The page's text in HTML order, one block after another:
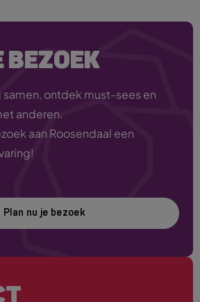
BEZOEK
ontdek must-sees en
anderen.
aan Roosendaal een
Plan nu je bezoek